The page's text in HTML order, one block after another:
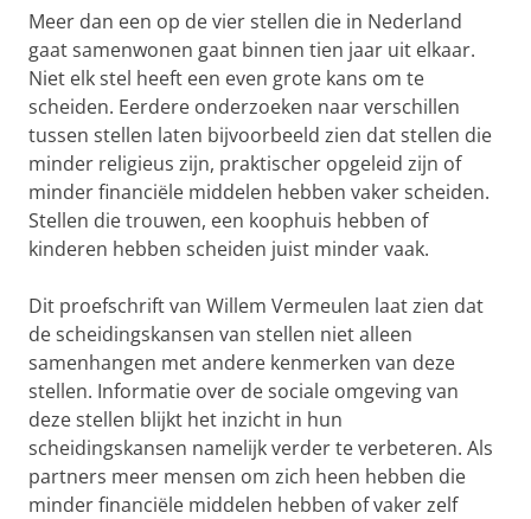
Meer dan een op de vier stellen die in Nederland
gaat samenwonen gaat binnen tien jaar uit elkaar.
Niet elk stel heeft een even grote kans om te
scheiden. Eerdere onderzoeken naar verschillen
tussen stellen laten bijvoorbeeld zien dat stellen die
minder religieus zijn, praktischer opgeleid zijn of
minder financiële middelen hebben vaker scheiden.
Stellen die trouwen, een koophuis hebben of
kinderen hebben scheiden juist minder vaak.
Dit proefschrift van Willem Vermeulen laat zien dat
de scheidingskansen van stellen niet alleen
samenhangen met andere kenmerken van deze
stellen. Informatie over de sociale omgeving van
deze stellen blijkt het inzicht in hun
scheidingskansen namelijk verder te verbeteren. Als
partners meer mensen om zich heen hebben die
minder financiële middelen hebben of vaker zelf